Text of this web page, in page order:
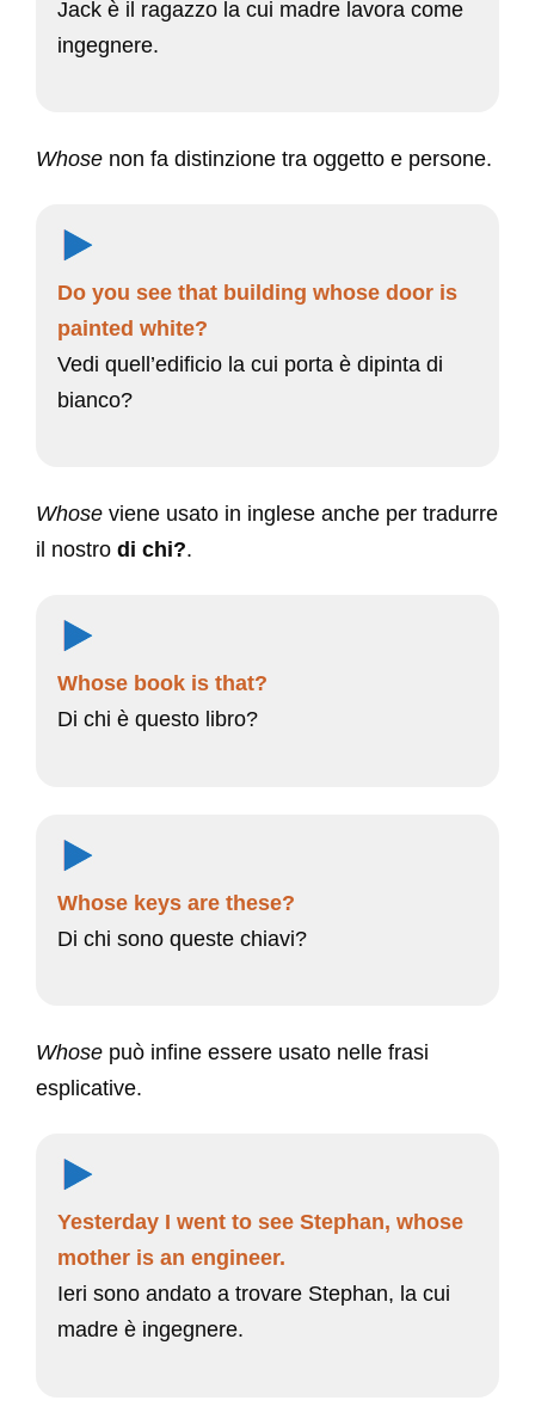
Jack è il ragazzo la cui madre lavora come
ingegnere.
Whose non fa distinzione tra oggetto e persone.
Do you see that building whose door is
painted white?
Vedi quell’edificio la cui porta è dipinta di
bianco?
Whose viene usato in inglese anche per tradurre
il nostro di chi?.
Whose book is that?
Di chi è questo libro?
Whose keys are these?
Di chi sono queste chiavi?
Whose può infine essere usato nelle frasi
esplicative.
Yesterday I went to see Stephan, whose
mother is an engineer.
Ieri sono andato a trovare Stephan, la cui
madre è ingegnere.